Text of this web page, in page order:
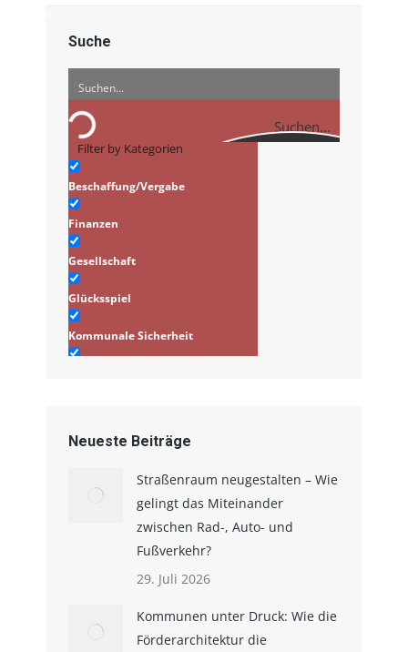
Suche
Suchen...
Filter by Kategorien
Beschaffung/Vergabe
Finanzen
Gesellschaft
Glücksspiel
Kommunale Sicherheit
Neueste Beiträge
Straßenraum neugestalten – Wie
gelingt das Miteinander
zwischen Rad-, Auto- und
Fußverkehr?
29. Juli 2026
Kommunen unter Druck: Wie die
Förderarchitektur die